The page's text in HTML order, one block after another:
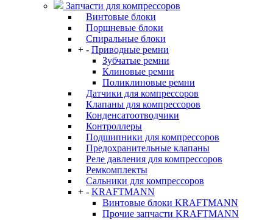
Запчасти для компрессоров
Винтовые блоки
Поршневые блоки
Спиральные блоки
+ - Приводные ремни
Зубчатые ремни
Клиновые ремни
Поликлиновые ремни
Датчики для компрессоров
Клапаны для компрессоров
Конденсатоотводчики
Контроллеры
Подшипники для компрессоров
Предохранительные клапаны
Реле давления для компрессоров
Ремкомплекты
Сальники для компрессоров
+ - KRAFTMANN
Винтовые блоки KRAFTMANN
Прочие запчасти KRAFTMANN